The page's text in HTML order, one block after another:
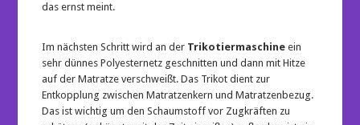
das ernst meint.
Im nächsten Schritt wird an der Trikotiermaschine ein
sehr dünnes Polyesternetz geschnitten und dann mit Hitze
auf der Matratze verschweißt. Das Trikot dient zur
Entkopplung zwischen Matratzenkern und Matratzenbezug.
Das ist wichtig um den Schaumstoff vor Zugkräften zu